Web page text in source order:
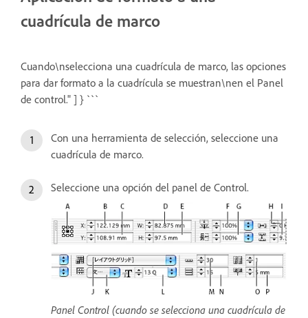
cuadrícula de marco
Cuando\nselecciona una cuadrícula de marco, las opciones
para dar formato a la cuadrícula se muestran\nen el Panel
de control." ] } ```
Con una herramienta de selección, seleccione una
cuadrícula de marco.
Seleccione una opción del panel de Control.
Panel Control (cuando se selecciona una cuadrícula de